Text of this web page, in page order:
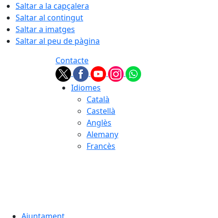
Saltar a la capçalera
Saltar al contingut
Saltar a imatges
Saltar al peu de pàgina
Contacte
Idiomes
Català
Castellà
Anglès
Alemany
Francès